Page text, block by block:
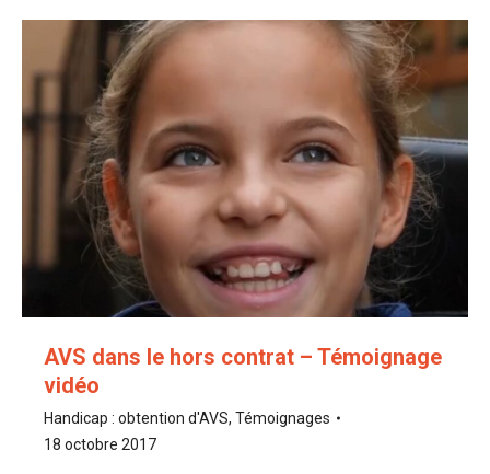
AVS dans le hors contrat – Témoignage
vidéo
Handicap : obtention d'AVS, Témoignages
18 octobre 2017